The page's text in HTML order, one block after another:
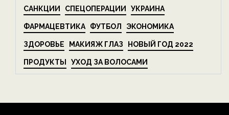
САНКЦИИ СПЕЦОПЕРАЦИИ УКРАИНА
ФАРМАЦЕВТИКА ФУТБОЛ ЭКОНОМИКА
ЗДОРОВЬЕ МАКИЯЖ ГЛАЗ НОВЫЙ ГОД 2022
ПРОДУКТЫ УХОД ЗА ВОЛОСАМИ